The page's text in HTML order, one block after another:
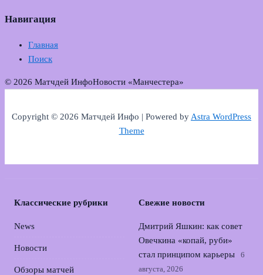
Навигация
Главная
Поиск
© 2026 Матчдей ИнфоНовости «Манчестера»
Copyright © 2026 Матчдей Инфо | Powered byAstra WordPress
Theme
Классические рубрики
News
Новости
Обзоры матчей
Свежие новости
Дмитрий Яшкин: как совет
Овечкина «копай, руби»
стал принципом карьеры
6
августа, 2026